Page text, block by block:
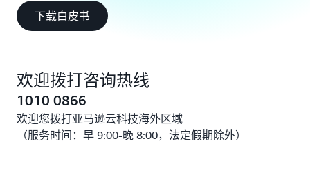
下载白皮书
欢迎拨打咨询热线
1010 0866
欢迎您拨打亚马逊云科技海外区域
（服务时间：早 9:00-晚 8:00，法定假期除外）